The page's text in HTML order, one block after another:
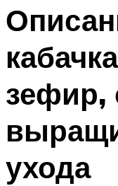
зефир,
ухода